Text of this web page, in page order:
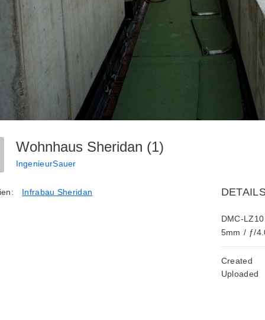
Wohnhaus Sheridan (1)
IngenieurSauer
Infrabau Sheridan
DMC-LZ10
5mm / ƒ/
Created
Uploaded